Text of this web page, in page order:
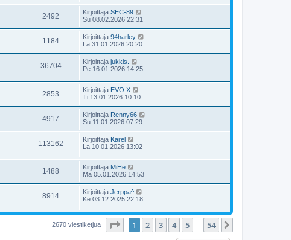
2492 Kirjoittaja SEC-89
Su 08.02.2026 22:31
1184 Kirjoittaja 94harley
La 31.01.2026 20:20
36704 Kirjoittaja jukkis.
Pe 16.01.2026 14:25
2853 Kirjoittaja EVO X
Ti 13.01.2026 10:10
4917 Kirjoittaja Renny66
Su 11.01.2026 07:29
113162 Kirjoittaja Karel
La 10.01.2026 13:02
1488 Kirjoittaja MiHe
Ma 05.01.2026 14:53
8914 Kirjoittaja Jerppa^
Ke 03.12.2025 22:18
2670 viestiketjua Sivu 54
1 2 3 4 5 54